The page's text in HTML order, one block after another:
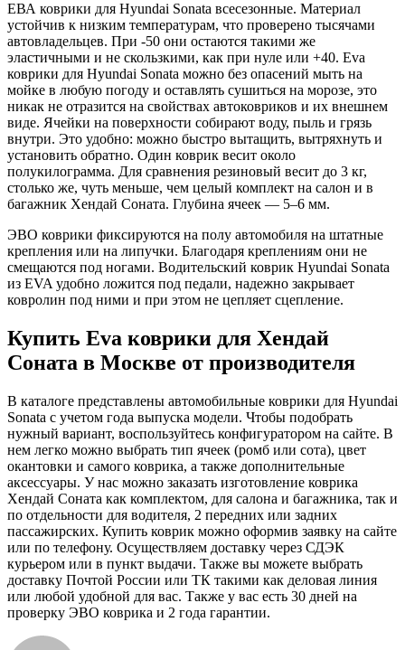
ЕВА коврики для Hyundai Sonata всесезонные. Материал
устойчив к низким температурам, что проверено тысячами
автовладельцев. При -50 они остаются такими же
эластичными и не скользкими, как при нуле или +40. Eva
коврики для Hyundai Sonata можно без опасений мыть на
мойке в любую погоду и оставлять сушиться на морозе, это
никак не отразится на свойствах автоковриков и их внешнем
виде. Ячейки на поверхности собирают воду, пыль и грязь
внутри. Это удобно: можно быстро вытащить, вытряхнуть и
установить обратно. Один коврик весит около
полукилограмма. Для сравнения резиновый весит до 3 кг,
столько же, чуть меньше, чем целый комплект на салон и в
багажник Хендай Соната. Глубина ячеек — 5–6 мм.
ЭВО коврики фиксируются на полу автомобиля на штатные
крепления или на липучки. Благодаря креплениям они не
смещаются под ногами. Водительский коврик Hyundai Sonata
из EVA удобно ложится под педали, надежно закрывает
ковролин под ними и при этом не цепляет сцепление.
Купить Eva коврики для Хендай
Соната в Москве от производителя
В каталоге представлены автомобильные коврики для Hyundai
Sonata с учетом года выпуска модели. Чтобы подобрать
нужный вариант, воспользуйтесь конфигуратором на сайте. В
нем легко можно выбрать тип ячеек (ромб или сота), цвет
окантовки и самого коврика, а также дополнительные
аксессуары. У нас можно заказать изготовление коврика
Хендай Соната как комплектом, для салона и багажника, так и
по отдельности для водителя, 2 передних или задних
пассажирских. Купить коврик можно оформив заявку на сайте
или по телефону. Осуществляем доставку через СДЭК
курьером или в пункт выдачи. Также вы можете выбрать
доставку Почтой России или ТК такими как деловая линия
или любой удобной для вас. Также у вас есть 30 дней на
проверку ЭВО коврика и 2 года гарантии.